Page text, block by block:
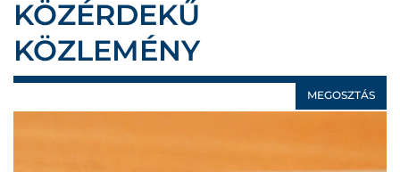
KÖZÉRDEKŰ
KÖZLEMÉNY
MEGOSZTÁS